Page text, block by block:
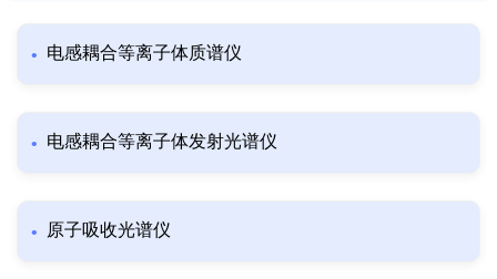
电感耦合等离子体质谱仪
电感耦合等离子体发射光谱仪
原子吸收光谱仪